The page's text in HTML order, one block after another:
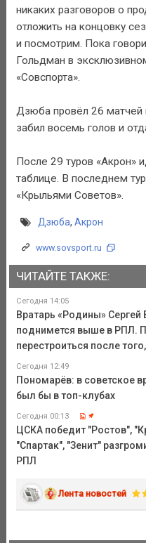
никаких разговоров о
отложить на концовку
и посмотрим. Пока
Гольдман в
«Совспорта».
Дзюба провёл 26
забил восемь голов и
После 29 туров «Акрон»
таблице. В последнем
«Крыльями Советов».
Дзюба, Акрон
www.sovsport.ru
ЧИТАЙТЕ ТАКЖЕ:
Сегодня 14:05
Вратарь «Родины» Сергей
поднимется выше в РПЛ.
перестроиться после
Сегодня 12:49
Пономарёв: в советское
был бы в топ-клубах
Сегодня 00:13
ЦСКА победит "Ростов",
"Спартак", "Зенит"
РПЛ
Лента новостей